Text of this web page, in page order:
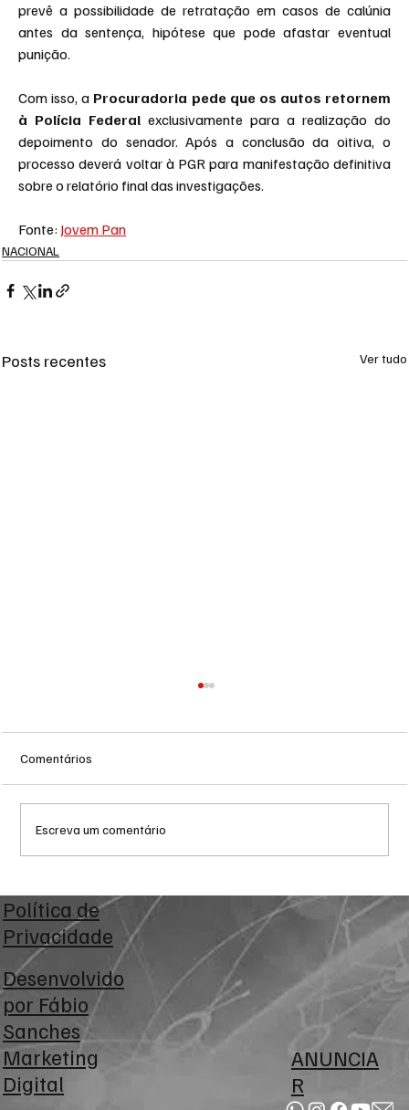
prevê a possibilidade de retratação em casos de calúnia
antes da sentença, hipótese que pode afastar eventual
punição.
Com isso, a Procuradoria pede que os autos retornem
à Polícia Federal exclusivamente para a realização do
depoimento do senador. Após a conclusão da oitiva, o
processo deverá voltar à PGR para manifestação definitiva
sobre o relatório final das investigações.
Fonte: Jovem Pan
NACIONAL
Posts recentes Ver tudo
Corinthians aproveita falha de Volpi, vence
o Bragantino por 2 a 0 e sobe na tabela do
Brasileirão
Comentários
Escreva um comentário
Política de
Privacidade
Desenvolvido
por Fábio
Sanches
Marketing
Digital
ANUNCIA
R